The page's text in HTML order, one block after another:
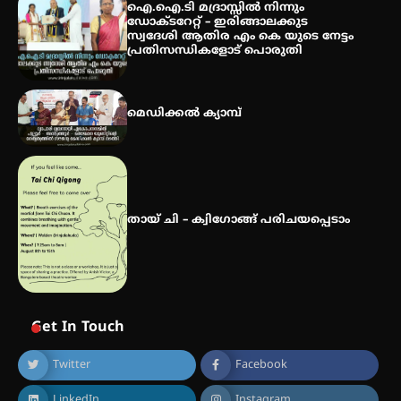
വിദ്യാർത്ഥികൾ
ബാലൻ ഹാളിൽ 16ന്
ഐ.ഐ.ടി മദ്രാസ്സിൽ നിന്നും
ഡോക്ടറേറ്റ് – ഇരിങ്ങാലക്കുട
സ്വദേശി ആതിര എം കെ യുടെ നേട്ടം
പ്രതിസന്ധികളോട് പൊരുതി
മെഡിക്കൽ ക്യാമ്പ്
തായ് ചി – ക്വിഗോങ്ങ് പരിചയപ്പെടാം
Get In Touch
Twitter Facebook